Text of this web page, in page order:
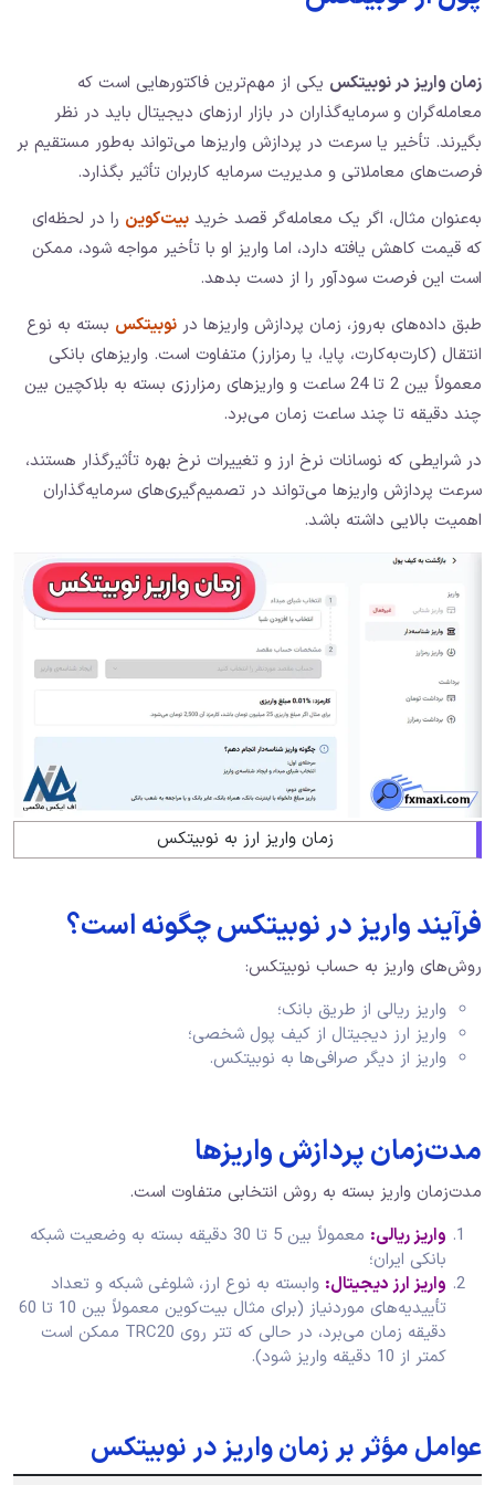
زمان واریز در نوبیتکس یکی از مهم‌ترین فاکتورهایی است که
معامله‌گران و سرمایه‌گذاران در بازار ارزهای دیجیتال باید در نظر
بگیرند. تأخیر یا سرعت در پردازش واریزها می‌تواند به‌طور مستقیم بر
فرصت‌های معاملاتی و مدیریت سرمایه کاربران تأثیر بگذارد.
به‌عنوان مثال، اگر یک معامله‌گر قصد خرید بیت‌کوین را در لحظه‌ای
که قیمت کاهش یافته دارد، اما واریز او با تأخیر مواجه شود، ممکن
است این فرصت سودآور را از دست بدهد.
طبق داده‌های به‌روز، زمان پردازش واریزها در نوبیتکس بسته به نوع
انتقال (کارت‌به‌کارت، پایا، یا رمزارز) متفاوت است. واریزهای بانکی
معمولاً بین 2 تا 24 ساعت و واریزهای رمزارزی بسته به بلاکچین بین
چند دقیقه تا چند ساعت زمان می‌برد.
در شرایطی که نوسانات نرخ ارز و تغییرات نرخ بهره تأثیرگذار هستند،
سرعت پردازش واریزها می‌تواند در تصمیم‌گیری‌های سرمایه‌گذاران
اهمیت بالایی داشته باشد.
زمان واریز ارز به نوبیتکس
فرآیند واریز در نوبیتکس چگونه است؟
روش‌های واریز به حساب نوبیتکس:
واریز ریالی از طریق بانک؛
واریز ارز دیجیتال از کیف پول شخصی؛
واریز از دیگر صرافی‌ها به نوبیتکس.
مدت‌زمان پردازش واریزها
مدت‌زمان واریز بسته به روش انتخابی متفاوت است.
واریز ریالی:
معمولاً بین 5 تا 30 دقیقه بسته به وضعیت شبکه
بانکی ایران؛
واریز ارز دیجیتال: وابسته به نوع ارز، شلوغی شبکه و تعداد
تأییدیه‌های موردنیاز (برای مثال بیت‌کوین معمولاً بین 10 تا 60
دقیقه زمان می‌برد، در حالی که تتر روی TRC20 ممکن است
کمتر از 10 دقیقه واریز شود).
عوامل مؤثر بر زمان واریز در نوبیتکس